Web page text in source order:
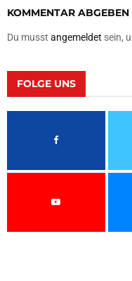
KOMMENTAR ABGEBEN
Du musst angemeldet sein,
FOLGE UNS